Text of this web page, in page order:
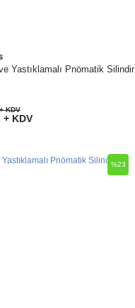
Yastıklamalı Pnömatik Silindir
KDV
+ KDV
%23